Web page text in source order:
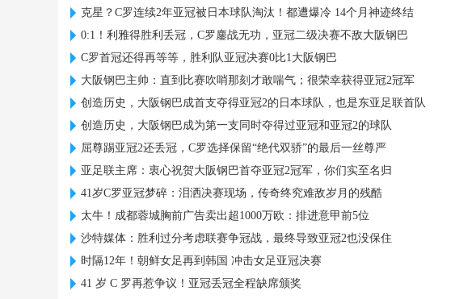
克星？C罗连续2年亚冠被日本球队淘汰！都遭爆冷 14个月神迹终结
0:1！利雅得胜利丢冠，C罗鏖战无功，亚冠二级决赛不敌大阪钢巴
C罗首冠还得再等等，胜利队亚冠决赛0比1大阪钢巴
大阪钢巴主帅：直到比赛吹哨那刻才敢喘气；很荣幸获得亚冠2冠军
创造历史，大阪钢巴成首支夺得亚冠2的日本球队，也是东亚足联首队
创造历史，大阪钢巴成为第一支同时夺得过亚冠和亚冠2的球队
屈尊踢亚冠2还丢冠，C罗选择保留“绝代双骄”的最后一丝尊严
亚足联主席：衷心祝贺大阪钢巴首夺亚冠2冠军，你们实至名归
41岁C罗亚冠梦碎：泪洒决赛现场，传奇终究难敌岁月的残酷
太牛！成都蓉城胸前广告卖出超1000万欧：排进意甲前5位
沙特媒体：胜利过分考虑联赛争冠战，最终导致亚冠2也没保住
时隔12年！朝鲜女足再到韩国 冲击女足亚冠决赛
41 岁 C 罗再惹争议！亚冠丢冠全程缺席颁奖